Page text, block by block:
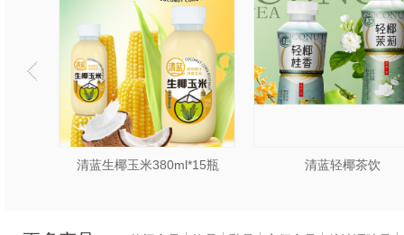
生椰玉米380ml*15瓶 清蓝轻椰茶饮